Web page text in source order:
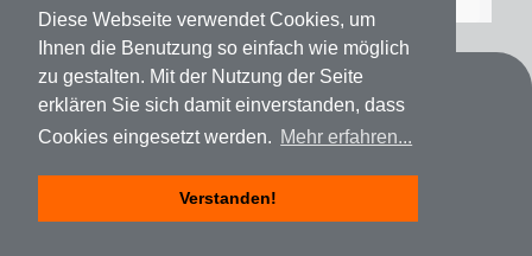
Diese Webseite verwendet Cookies, um
Ihnen die Benutzung so einfach wie möglich
zu gestalten. Mit der Nutzung der Seite
erklären Sie sich damit einverstanden, dass
Cookies eingesetzt werden. Mehr erfahren...
Verstanden!
Kontakt
Datenschutz